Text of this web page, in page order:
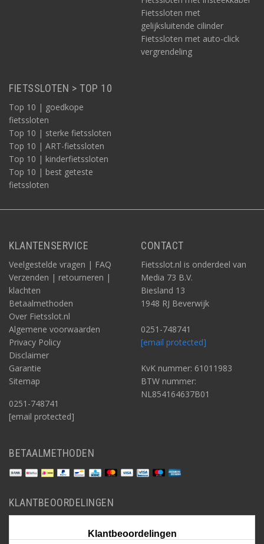
Fietssloten met
gelijksluitende cilinder
Fietssloten met auto-click
vergrendeling
FIETSSLOTEN > TOP 10
Top 10 | goedkope
fietssloten
Top 10 | sterke fietssloten
Top 10 | ART-fietssloten
Top 10 | kinderfietssloten
Top 10 | best geteste
fietssloten
KLANTENSERVICE
Veelgestelde vragen | FAQ
Verzenden | retourneren |
klachten
Betaalmethoden
Over Fietsslot.nl
Algemene voorwaarden
Privacy Policy
Disclaimer
Garantie
Sitemap
0251-748741
[email protected]
CONTACT
Fietsslot.nl is onderdeel van
Media 73 B.V.
Biesland 13
1948 RJ Beverwijk
0251-748741
[email protected]
KvK nummer: 61011983
BTW nummer:
NL854164637B01
BETAALMETHODEN
KLANTBEOORDELINGEN
Klantbeoordelingen